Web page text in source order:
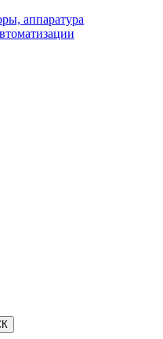
аппаратура